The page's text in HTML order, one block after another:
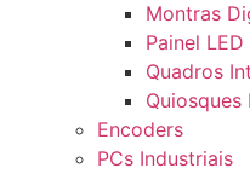
Montras
Painel LED
Quadros
Quiosques
Encoders
PCs Industriais